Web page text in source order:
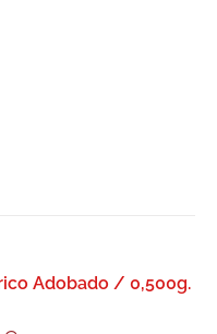
Adobado / 0,500g.